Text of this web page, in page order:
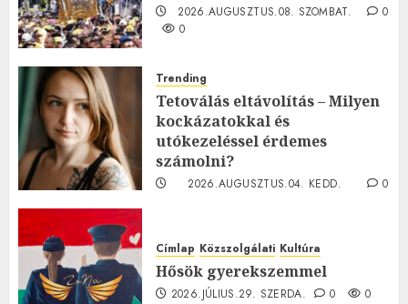
2026.AUGUSZTUS.08. SZOMBAT.
0
0
Trending
Tetoválás eltávolítás – Milyen
kockázatokkal és
utókezeléssel érdemes
számolni?
2026.AUGUSZTUS.04. KEDD.
0
Címlap Közszolgálati Kultúra
Hősök gyerekszemmel
2026.JÚLIUS.29. SZERDA. 0 0